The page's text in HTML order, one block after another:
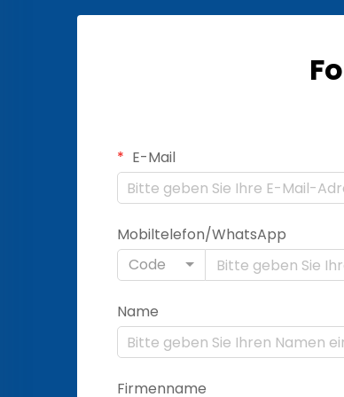
E-Mail
Mobiltelefon/WhatsApp
Code
Name
Firmenname